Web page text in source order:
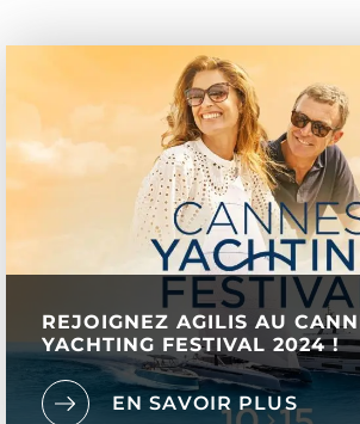
REJOIGNEZ AGILIS AU
YACHTING FESTIVAL 2024 !
EN SAVOIR PLUS